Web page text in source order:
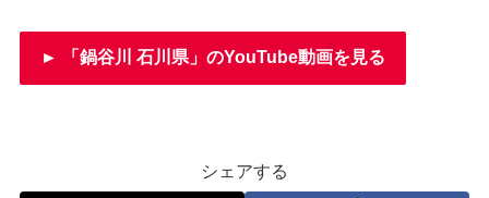
► 「鍋谷川 石川県」のYouTube動画を見る
シェアする